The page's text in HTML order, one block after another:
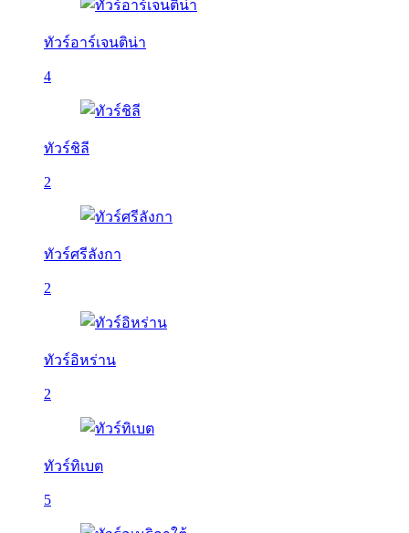
ทัวร์อาร์เจนติน่า
4
ทัวร์ชิลี
2
ทัวร์ศรีลังกา
2
ทัวร์อิหร่าน
2
ทัวร์ทิเบต
5